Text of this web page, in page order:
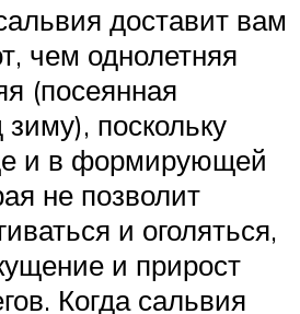
доставит вам
чем однолетняя
(посеянная
поскольку
и в формирующей
не позволит
и оголяться,
и прирост
Когда сальвия